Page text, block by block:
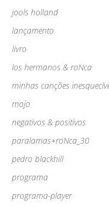
jools holland
lançamento
livro
los hermanos & roNca
minhas canções
mojo
negativos & positivos
paralamas+roNca_30
pedro blackhill
programa
programa-player